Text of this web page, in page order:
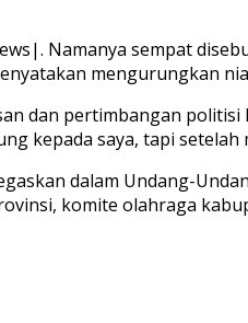
Namanya sempat
mengurungkan
dan pertimbangan
kepada saya, tapi
dalam Undang-
komite olahraga